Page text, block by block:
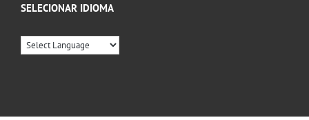
SELECIONAR IDIOMA